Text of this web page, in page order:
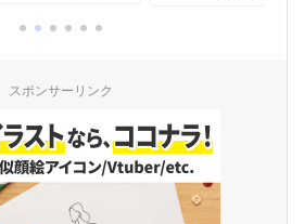
スポンサーリンク